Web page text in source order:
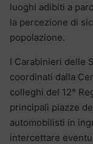
luoghi adibiti a
la percezione di
popolazione.
I Carabinieri delle
coordinati dalla
colleghi del 12°
principali piazze
automobilisti in
intercettare